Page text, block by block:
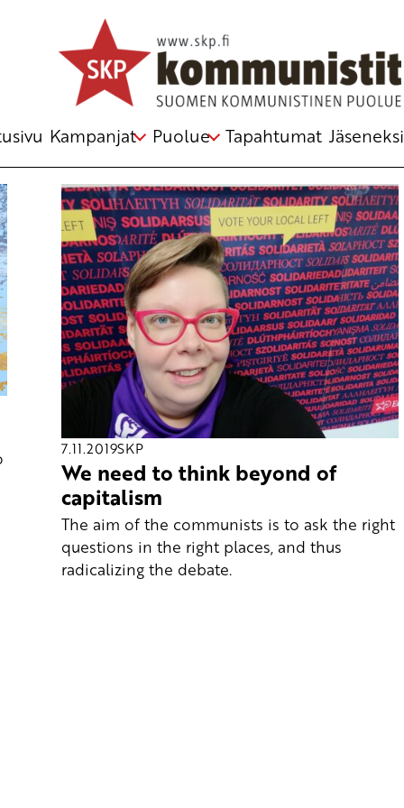
Kampanjat Puolue Tapahtumat Jäseneksi
Avainsana
imperialism
7.11.2019SKP
We need to think beyond of
capitalism
The aim of the communists is to ask the right
questions in the right places, and thus
radicalizing the debate.